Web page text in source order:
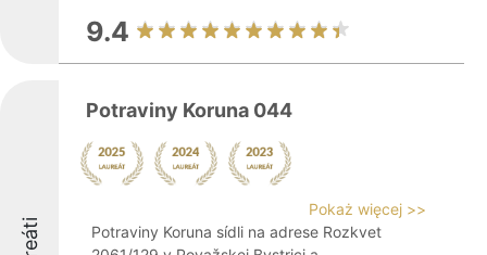
9.4
Potraviny Koruna 044
Pokaż więcej >>
Potraviny Koruna sídli na adrese Rozkvet